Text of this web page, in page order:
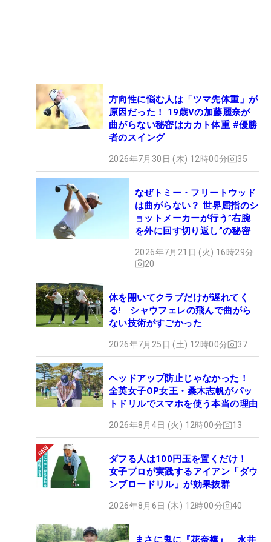
方向性に悩む人は「ツマ先体重」が
原因だった！ 19歳Vの加藤麗奈が
曲がらない秘密はカカト体重 #優勝
者のスイング
2026年7月30日 (木) 12時00分 35
なぜトミー・フリートウッド
は曲がらない？ 世界屈指のシ
ョットメーカーが行う”右腕
を外に回す切り返し”の秘密
2026年7月21日 (火) 16時29分
20
体を開いてクラブだけが遅れてく
る! シャウフェレの飛んで曲がら
ない技術がすごかった
2026年7月25日 (土) 12時00分 37
ヘッドアップ防止じゃなかった！
全英女子OP女王・桑木志帆がパッ
トドリルでスマホを使う本当の理由
2026年8月4日 (火) 12時00分 13
ダフる人は100円玉を置くだけ！
女子プロが実践するアイアン「ダウ
ンブロードリル」が効果抜群
2026年8月6日 (木) 12時00分 40
まさに鬼に『花奈棒』 永井